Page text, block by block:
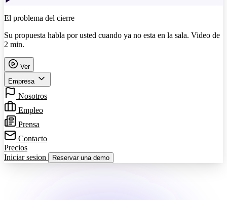
El problema del cierre
Su propuesta habla por usted cuando ya no esta en la sala. Video de
2 min.
Ver
Empresa
Nosotros
Empleo
Prensa
Contacto
Precios
Iniciar sesion
Reservar una demo